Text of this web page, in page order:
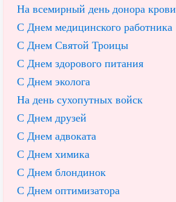
На всемирный день донора крови
С Днем медицинского работника
С Днем Святой Троицы
С Днем здорового питания
С Днем эколога
На день сухопутных войск
С Днем друзей
С Днем адвоката
С Днем химика
С Днем блондинок
С Днем оптимизатора